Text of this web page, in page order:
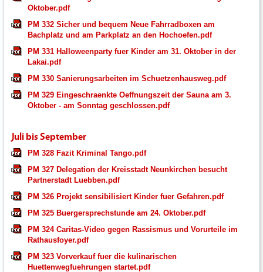
Oktober.pdf
PM 332 Sicher und bequem Neue Fahrradboxen am
Bachplatz und am Parkplatz an den Hochoefen.pdf
PM 331 Halloweenparty fuer Kinder am 31. Oktober in der
Lakai.pdf
PM 330 Sanierungsarbeiten im Schuetzenhausweg.pdf
PM 329 Eingeschraenkte Oeffnungszeit der Sauna am 3.
Oktober - am Sonntag geschlossen.pdf
Juli bis September
PM 328 Fazit Kriminal Tango.pdf
PM 327 Delegation der Kreisstadt Neunkirchen besucht
Partnerstadt Luebben.pdf
PM 326 Projekt sensibilisiert Kinder fuer Gefahren.pdf
PM 325 Buergersprechstunde am 24. Oktober.pdf
PM 324 Caritas-Video gegen Rassismus und Vorurteile im
Rathausfoyer.pdf
PM 323 Vorverkauf fuer die kulinarischen
Huettenwegfuehrungen startet.pdf